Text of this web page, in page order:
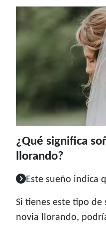
¿Qué significa
llorando?
Este sueño indica
Si tienes este tipo de
novia llorando,